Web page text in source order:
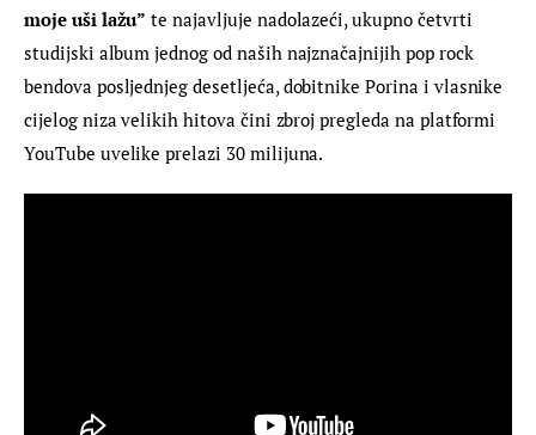
moje uši lažu” te najavljuje nadolazeći, ukupno četvrti
studijski album jednog od naših najznačajnijih pop rock
bendova posljednjeg desetljeća, dobitnike Porina i vlasnike
cijelog niza velikih hitova čini zbroj pregleda na platformi
YouTube uvelike prelazi 30 milijuna.